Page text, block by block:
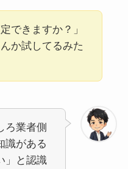
できますか？」
か試してるみた
ろ業者側
識がある
」と認識